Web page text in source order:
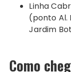
Linha
(ponto Al.
Jardim
Como